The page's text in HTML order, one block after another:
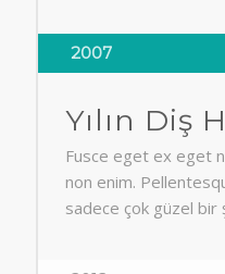
2007
Yılın Diş
Fusce eget ex eget
non enim.
sadece çok güzel bir